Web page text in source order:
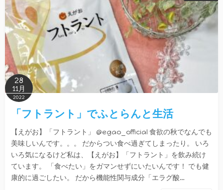
28
11月
2022
「フトラント」でふとらんと生活
【えがお】「フトラント」 @egao_official 食欲の秋でなんでも
美味しいんです。。。 だからつい食べ過ぎてしまったり。 いろ
いろ気になるけど私は、【えがお】「フトラント」を飲み続け
ています。 「食べたい」をガマンせずにいたいんです！ でも健
康的に過ごしたい。 だから機能性関与成分「エラグ酸…